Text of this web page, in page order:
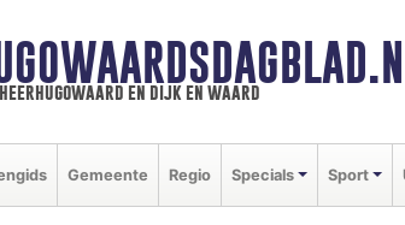
en dijk en waard
Gemeente Regio Specials Sport